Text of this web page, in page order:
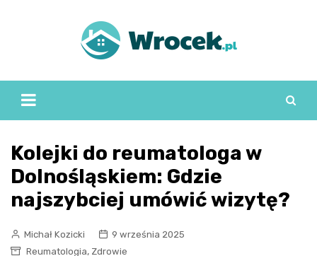
Kolejki do reumatologa w
Dolnośląskiem: Gdzie
najszybciej umówić wizytę?
Michał Kozicki
9 września 2025
Reumatologia, Zdrowie